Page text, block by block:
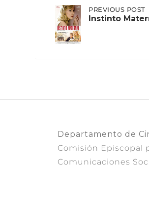
PostPREVIOUS
POST:
PREVIOUS POST
Instinto
Departamento de
Comisión Episcopal
Comunicaciones